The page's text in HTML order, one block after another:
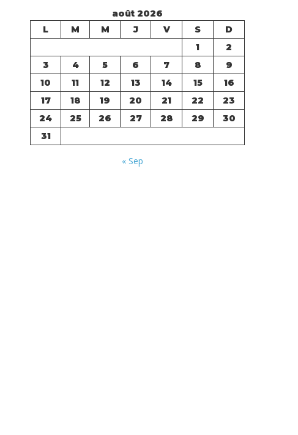
août 2026
L
M M J V S
D
1
2
3
4 5 6 7 8
9
10
11 12 13 14 15
16
17
18 19 20 21 22
23
24
25 26 27 28 29
30
31
« Sep